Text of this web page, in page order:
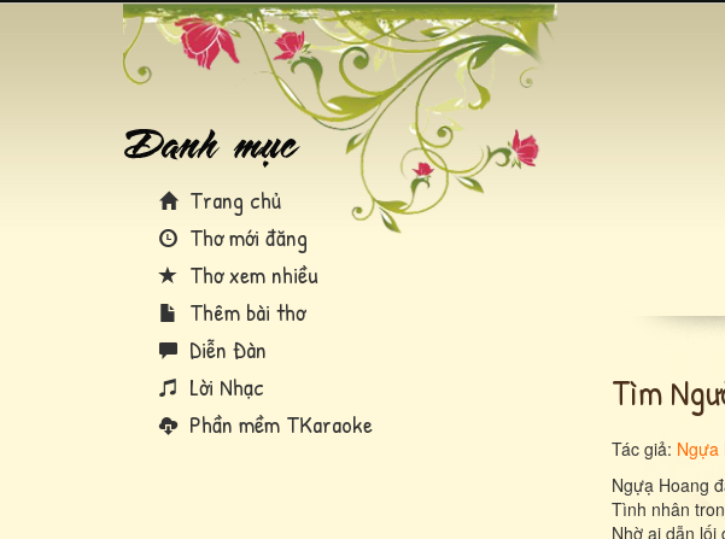
Trang chủ
Thơ mới đăng
Thơ xem nhiều
Thêm bài thơ
Diễn Đàn
Lời Nhạc
Phần mềm TKaraoke
Tìm
Tác giả: Ngựa
Ngựạ Hoang
Tình nhân
Nhờ ai dẫn lối